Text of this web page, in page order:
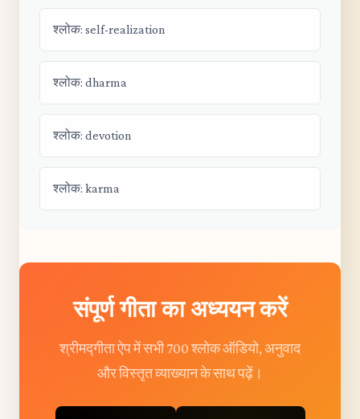
श्लोक: self-realization
श्लोक: dharma
श्लोक: devotion
श्लोक: karma
संपूर्ण गीता का अध्ययन करें
श्रीमद्गीता ऐप में सभी 700 श्लोक ऑडियो, अनुवाद
और विस्तृत व्याख्यान के साथ पढ़ें।